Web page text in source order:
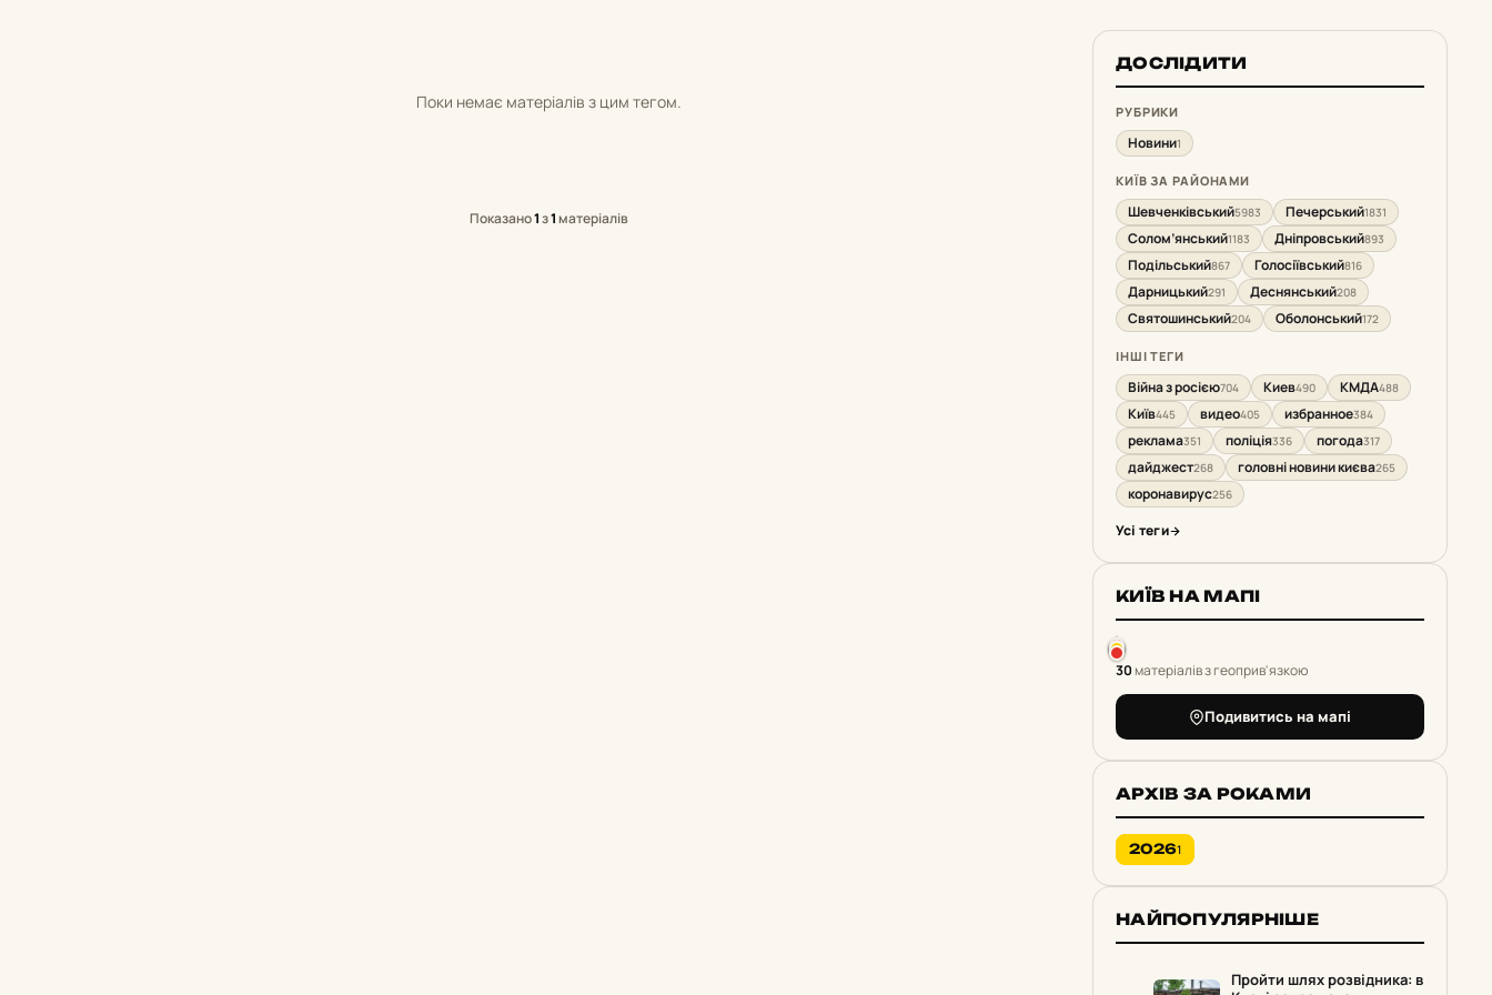
Поки немає матеріалів з цим тегом.
Показано1з1матеріалів
ДОСЛІДИТИ
РУБРИКИ
Новини1
КИЇВ ЗА РАЙОНАМИ
Шевченківський5983 Печерський1831
Солом’янський1183 Дніпровський893
Подільський867 Голосіївський816
Дарницький291 Деснянський208
Святошинський204 Оболонський172
ІНШІ ТЕГИ
Війна з росією704 Киев490 КМДА488
Київ445 видео405 избранное384
реклама351 поліція336 погода317
дайджест268 головні новини києва265
коронавирус256
Усі теги
КИЇВ НА МАПІ
30матеріалів з геоприв'язкою
Подивитись на мапі
АРХІВ ЗА РОКАМИ
20261
НАЙПОПУЛЯРНІШЕ
Пройти шлях розвідника: в